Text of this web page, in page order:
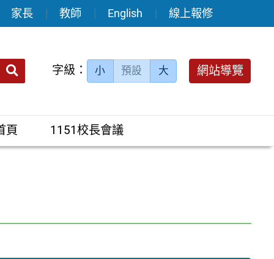
家長 教師 English 線上報修
送出 字級： 小 預設 大 網站導覽
頁 1151校長會議